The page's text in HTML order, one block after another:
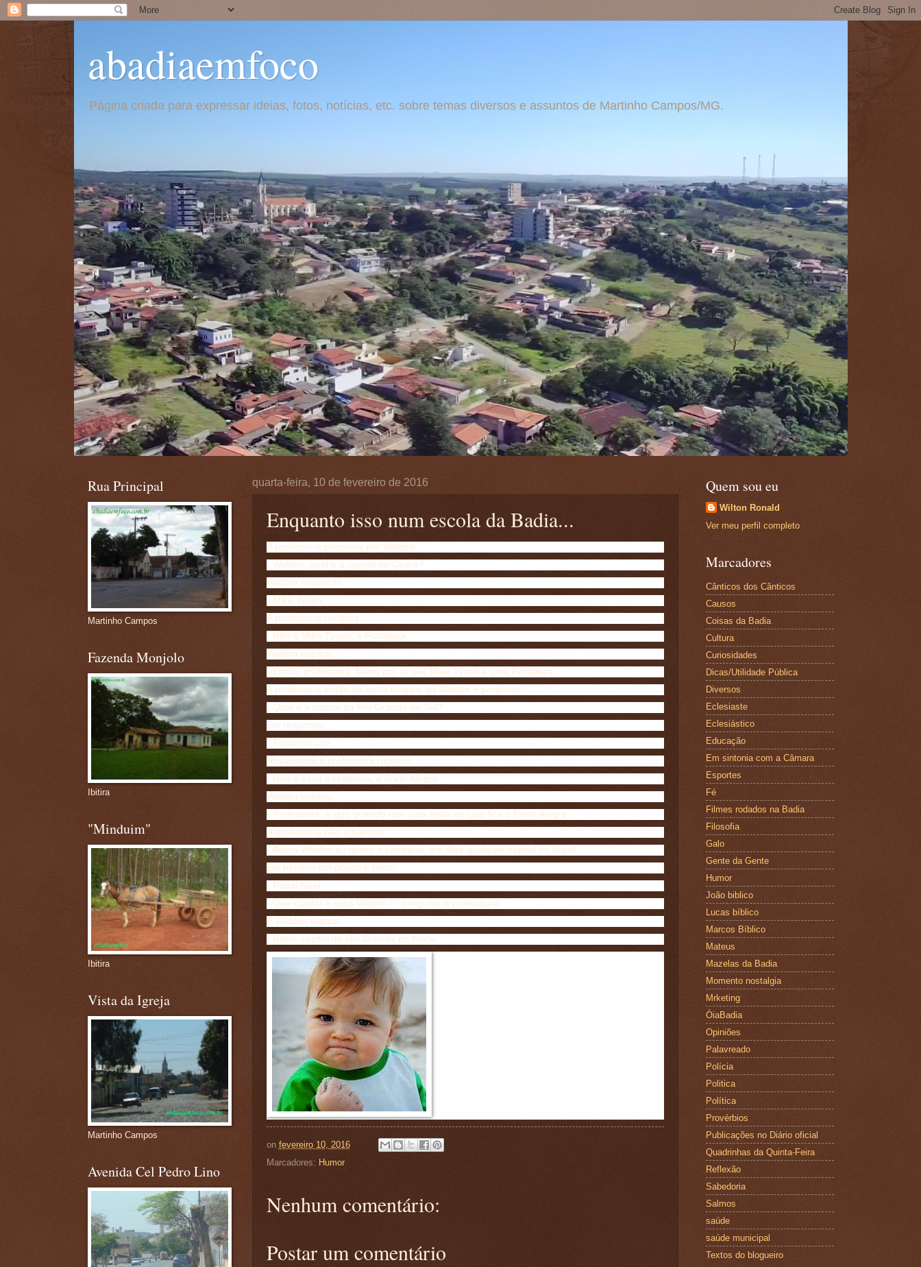
abadiaemfoco
Página criada para expressar ideias, fotos, notícias, etc. sobre temas diversos e assuntos de Martinho Campos/MG.
quarta-feira, 10 de fevereiro de 2016
Enquanto isso num escola da Badia...
A professora pergunta pro Waldim:
- Waldim, qual é a capital do Ceará?
Waldim responde:
- Mike Tyson.
A professora reclama:
- Não é Mike Tyson, é Fortaleza.
Waldim explica:
- Então, professora, falam por aí que Mike Tyson é uma Fortaleza.
A professora então dá outra chance ao Waldim e pergunta:
- Qual é a capital do Rio Grande do Sul?
Ele responde:
- Festa no cais.
Novamente a professora reclama:
- Não é essa a resposta, é Porto Alegre.
Waldim explica:
- Professora, é que quando tem uma festa no cais fica o Porto Alegre.
A professora não aguentou:
- Agora Waldim eu quero o contrário, me diga qualquer capital do Brasil.
Ele pensou um pouco e falou:
- Papai Noel.
- Que capital é essa Waldim? - pergunta a professora.
E Waldim explica:
- Natal, capital do Rio Grande do Norte.
on fevereiro 10, 2016
Marcadores: Humor
Nenhum comentário:
Postar um comentário
Rua Principal
Martinho Campos
Fazenda Monjolo
Ibitira
"Minduim"
Ibitira
Vista da Igreja
Martinho Campos
Avenida Cel Pedro Lino
Quem sou eu
Wilton Ronald
Ver meu perfil completo
Marcadores
Cânticos dos Cânticos
Causos
Coisas da Badia
Cultura
Curiosidades
Dicas/Utilidade Pública
Diversos
Eclesiaste
Eclesiástico
Educação
Em sintonia com a Câmara
Esportes
Fé
Filmes rodados na Badia
Filosofia
Galo
Gente da Gente
Humor
João biblico
Lucas bíblico
Marcos Bíblico
Mateus
Mazelas da Badia
Momento nostalgia
Mrketing
ÓiaBadia
Opiniões
Palavreado
Polícia
Politica
Política
Provérbios
Publicações no Diário oficial
Quadrinhas da Quinta-Feira
Reflexão
Sabedoria
Salmos
saúde
saúde municipal
Textos do blogueiro